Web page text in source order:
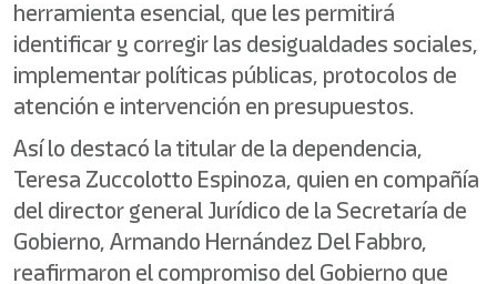
herramienta esencial, que les permitirá
identificar y corregir las desigualdades sociales,
implementar políticas públicas, protocolos de
atención e intervención en presupuestos.
Así lo destacó la titular de la dependencia,
Teresa Zuccolotto Espinoza, quien en compañía
del director general Jurídico de la Secretaría de
Gobierno, Armando Hernández Del Fabbro,
reafirmaron el compromiso del Gobierno que